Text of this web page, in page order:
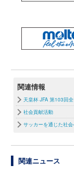
関連情報
天皇杯 JFA 第103回
社会貢献活動
サッカーを通じた社
関連ニュース